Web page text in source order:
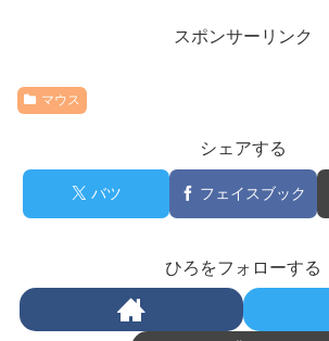
スポンサーリンク
マウス
シェアする
バツ フェイスブック
ひろをフォローする